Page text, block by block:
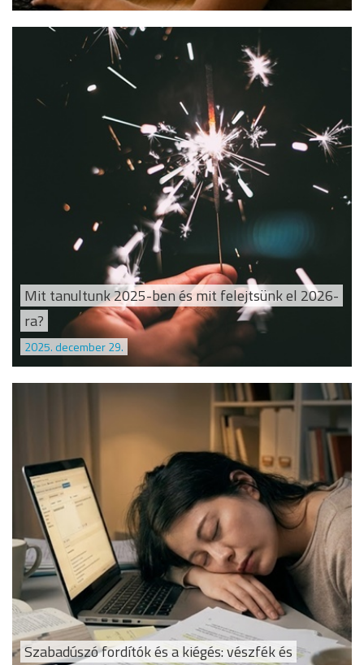
Mit tanultunk 2025-ben és mit felejtsünk el 2026-
ra?
2025. december 29.
Szabadúszó fordítók és a kiégés: vészfék és